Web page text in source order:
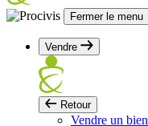
Fermer le menu
Vendre
Retour
Vendre un bien